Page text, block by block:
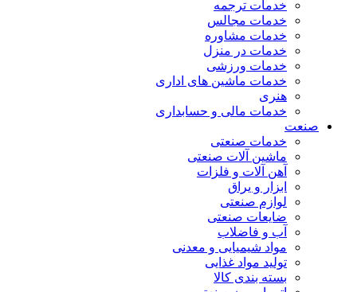
خدمات ترجمه
خدمات مجالس
خدمات مشاوره
خدمات در منزل
خدمات ورزشی
خدمات ماشین های اداری
هنری
خدمات مالی و حسابداری
صنعت
خدمات صنعتی
ماشین آلات صنعتی
آهن آلات و فلزات
ابزار و یراق
لوازم صنعتی
ضایعات صنعتی
آب و فاضلاب
مواد شیمیایی و معدنی
تولید مواد غذایی
بسته بندی کالا